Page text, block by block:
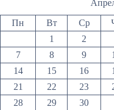
Пн Вт Ср
1
2
7
8 9
14
15 16
21
22 23
28
29
30